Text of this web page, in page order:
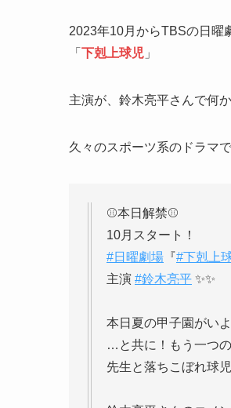
2023年10月からTBSの日曜
「 下剋上球児 」
主演が、鈴木亮平さんで何
久々のスポーツ系のドラマ
⚾️本日解禁⚾️
10月スタート！
#日曜劇場 『#下剋上
主演 #鈴木亮平 ✨✨
本日夏の甲子園がい
…と共に！もう一つ
先生と落ちこぼれ球